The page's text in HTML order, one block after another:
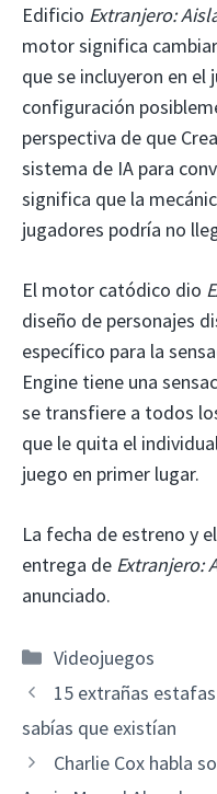
Edificio Extranjero:
motor significa
que se incluyeron en el
configuración
perspectiva de que
sistema de IA para
significa que la
jugadores podría no
El motor catódico dio
diseño de personajes
específico para la
Engine tiene una
se transfiere a todos
que le quita el
juego en primer lugar.
La fecha de estreno y
entrega de Extranjero:
anunciado.
Categorías
Videojuegos
15 extrañas
sabías que existían
Charlie Cox habla